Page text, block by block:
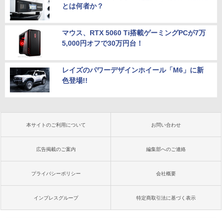
とは何者か？
マウス、RTX 5060 Ti搭載ゲーミングPCが7万
5,000円オフで30万円台！
レイズのパワーデザインホイール「M6」に新
色登場!!
本サイトのご利用について お問い合わせ
広告掲載のご案内 編集部へのご連絡
プライバシーポリシー 会社概要
インプレスグループ 特定商取引法に基づく表示